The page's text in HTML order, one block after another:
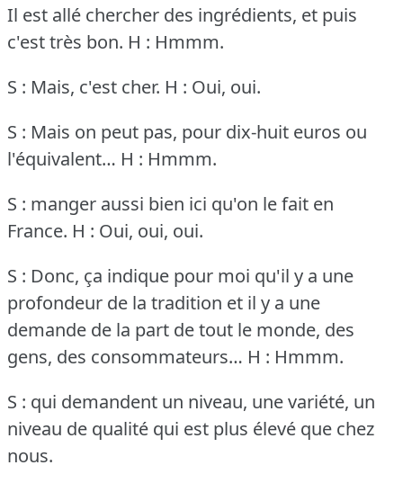
Il est allé chercher des ingrédients, et puis
c'est très bon. H : Hmmm.
S : Mais, c'est cher. H : Oui, oui.
S : Mais on peut pas, pour dix-huit euros ou
l'équivalent… H : Hmmm.
S : manger aussi bien ici qu'on le fait en
France. H : Oui, oui, oui.
S : Donc, ça indique pour moi qu'il y a une
profondeur de la tradition et il y a une
demande de la part de tout le monde, des
gens, des consommateurs… H : Hmmm.
S : qui demandent un niveau, une variété, un
niveau de qualité qui est plus élevé que chez
nous.